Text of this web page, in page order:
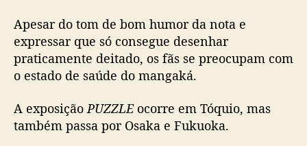
n
s
e
a
f
ã
of the author. Official Twitter account
(@/Togashi_ex) & a Website
(https://t.co/yY4WbBlKZY) will be up
Raws:@GoatPepito
— Shonenleaks (@shonenleaks)June 29,
Apesar do tom de bom humor da nota e
expressar que só consegue desenhar
praticamente deitado, os fãs se preocupam com
o estado de saúde do mangaká.
A exposiçãoPUZZLEocorre em Tóquio, mas
também passa por Osaka e Fukuoka.